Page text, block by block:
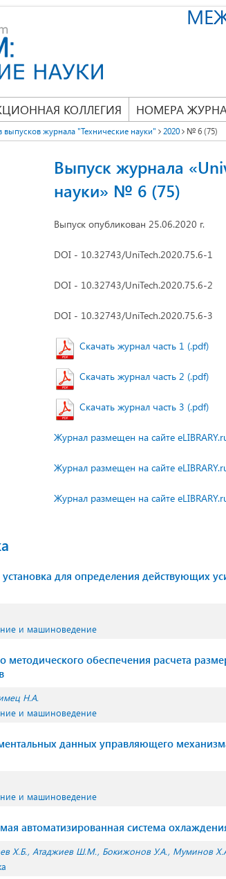
КОЛЛЕГИЯ НОМЕРА
выпусков журнала "Технические науки" 2020 № 6 (75)
Выпуск журнала
науки» № 6 (75)
Выпуск опубликован 25.06.2020 г.
DOI - 10.32743/UniTech.2020.75.6-1
DOI - 10.32743/UniTech.2020.75.6-2
DOI - 10.32743/UniTech.2020.75.6-3
Скачать журнал часть 1 (.pdf)
Скачать журнал часть 2 (.pdf)
Скачать журнал часть 3 (.pdf)
Журнал размещен на сайте
Журнал размещен на сайте
Журнал размещен на сайте
для определения действующих
и машиноведение
методического обеспечения расчета
Н.А.
и машиноведение
данных управляющего
и машиноведение
автоматизированная система
Х.Б. Атаджиев Ш.М. Бокижонов У.А. Муминов